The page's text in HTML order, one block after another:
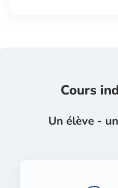
Cours
Un élève -